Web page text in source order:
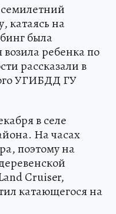
катаясь на
была
ребенка по
рассказали в
УГИБДД ГУ
в селе
На часах
поэтому на
Cruiser,
катающегося на